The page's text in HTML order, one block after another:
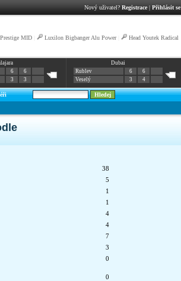
Nový uživatel? Registrace| Přihlásit se
MID Luxilon Bigbanger Alu Power| Head Youtek Radical
6
6
3 3
Dubai
Rublev
6
6
Veselý
3 4
38
5
1
1
4
4
7
3
0
0